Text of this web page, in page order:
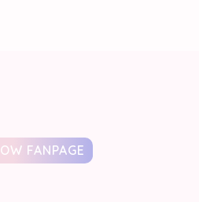
FANPAGE